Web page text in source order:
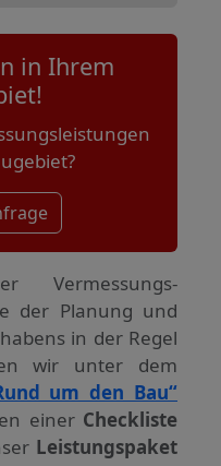
in Ihrem
Vermessungs­
der Planung und
in der Regel
wir unter dem
um den Bau“
einer Checkliste
Leistungspaket